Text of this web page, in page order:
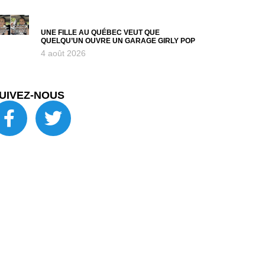
UNE FILLE AU QUÉBEC VEUT QUE
QUELQU’UN OUVRE UN GARAGE GIRLY POP
4 août 2026
NOUS